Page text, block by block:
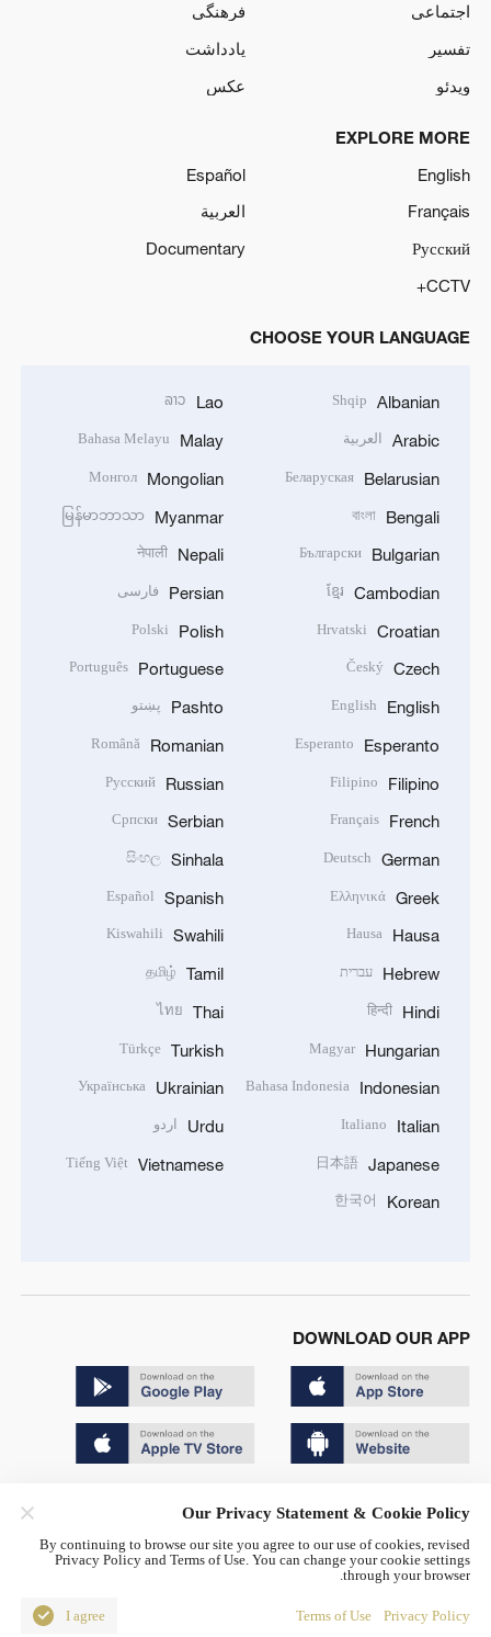
اجتماعی
فرهنگی
تفسیر
یادداشت
ویدئو
عکس
EXPLORE MORE
English
Español
Français
العربية
Русский
Documentary
CCTV+
CHOOSE YOUR LANGUAGE
Albanian
Shqip
Arabic العربية
Belarusian
Беларуская
Bengali
বাংলা
Bulgarian
Български
Cambodian
ខ្មែរ
Croatian
Hrvatski
Czech
Český
English
English
Esperanto
Esperanto
Filipino
Filipino
French
Français
German
Deutsch
Greek
Ελληνικά
Hausa
Hausa
Hebrew עברית
Hindi
हिन्दी
Hungarian
Magyar
Indonesian
Bahasa Indonesia
Italian
Italiano
Japanese
日本語
Korean
한국어
Lao
ລາວ
Malay
Bahasa Melayu
Mongolian
Монгол
Myanmar
မြန်မာဘာသာ
Nepali
नेपाली
Persian فارسی
Polish
Polski
Portuguese
Português
Pashto پښتو
Romanian
Română
Russian
Русский
Serbian
Српски
Sinhala
සිංහල
Spanish
Español
Swahili
Kiswahili
Tamil
தமிழ்
Thai
ไทย
Turkish
Türkçe
Ukrainian
Українська
Urdu اردو
Vietnamese
Tiếng Việt
DOWNLOAD OUR APP
京公网安备 11010502050052号
Disinformation report hotline: 010-85061466
Our Privacy Statement & Cookie Policy
By continuing to browse our site you agree to our use of cookies, revised
Privacy Policy and Terms of Use. You can change your cookie settings
through your browser.
Privacy Policy
Terms of Use
I agree